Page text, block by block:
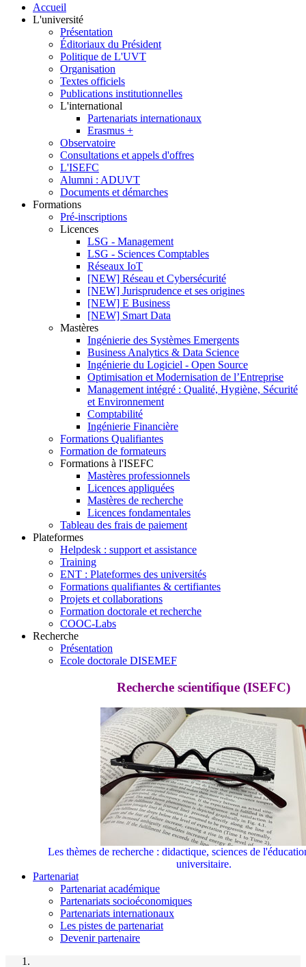
Accueil
L'université
Présentation
Éditoriaux du Président
Politique de L'UVT
Organisation
Textes officiels
Publications institutionnelles
L'international
Partenariats internationaux
Erasmus +
Observatoire
Consultations et appels d'offres
L'ISEFC
Alumni : ADUVT
Documents et démarches
Formations
Pré-inscriptions
Licences
LSG - Management
LSG - Sciences Comptables
Réseaux IoT
[NEW] Réseau et Cybersécurité
[NEW] Jurisprudence et ses origines
[NEW] E Business
[NEW] Smart Data
Mastères
Ingénierie des Systèmes Emergents
Business Analytics & Data Science
Ingénierie du Logiciel - Open Source
Optimisation et Modernisation de l’Entreprise
Management intégré : Qualité, Hygiène, Sécurité
et Environnement
Comptabilité
Ingénierie Financière
Formations Qualifiantes
Formation de formateurs
Formations à l'ISEFC
Mastères professionnels
Licences appliquées
Mastères de recherche
Licences fondamentales
Tableau des frais de paiement
Plateformes
Helpdesk : support et assistance
Training
ENT : Plateformes des universités
Formations qualifiantes & certifiantes
Projets et collaborations
Formation doctorale et recherche
COOC-Labs
Recherche
Présentation
Ecole doctorale DISEMEF
Recherche scientifique (ISEFC)
Les thèmes de recherche : didactique, sciences de
universitaire.
Partenariat
Partenariat académique
Partenariats socioéconomiques
Partenariats internationaux
Les pistes de partenariat
Devenir partenaire